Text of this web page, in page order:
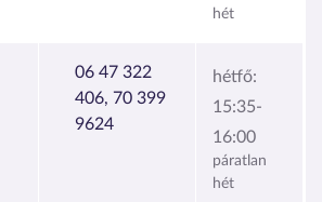
hét
06 47 322
406, 70 399
9624
hétfő:
15:35-
16:00
páratlan
hét